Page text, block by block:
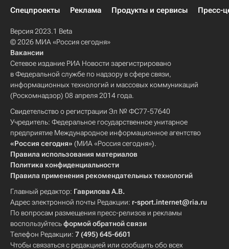
Спецпроекты
Реклама Продукты и сервисы Пресс-
Версия 2023.1 Beta
© 2026 МИА «Россия сегодня»
Вакансии
Сетевое издание РИА Новости зарегистрировано
в Федеральной службе по надзору в сфере связи,
информационных технологий и массовых коммуникаций
(Роскомнадзор) 08 апреля 2014 года.
Свидетельство о регистрации Эл № ФС77-57640
Учредитель: Федеральное государственное унитарное
предприятие Международное информационное агентство
«Россия сегодня» (МИА «Россия сегодня»).
Правила использования материалов
Политика конфиденциальности
Правила применения рекомендательных технологий
Главный редактор: Гаврилова А.В.
Адрес электронной почты Редакции: r-sport.internet@ria.ru
По вопросам размещения пресс-релизов и рекламы
воспользуйтесьформой обратной связи
Телефон Редакции: 7 (495) 645-6601
Чтобы связаться с редакцией или сообщить обо всех